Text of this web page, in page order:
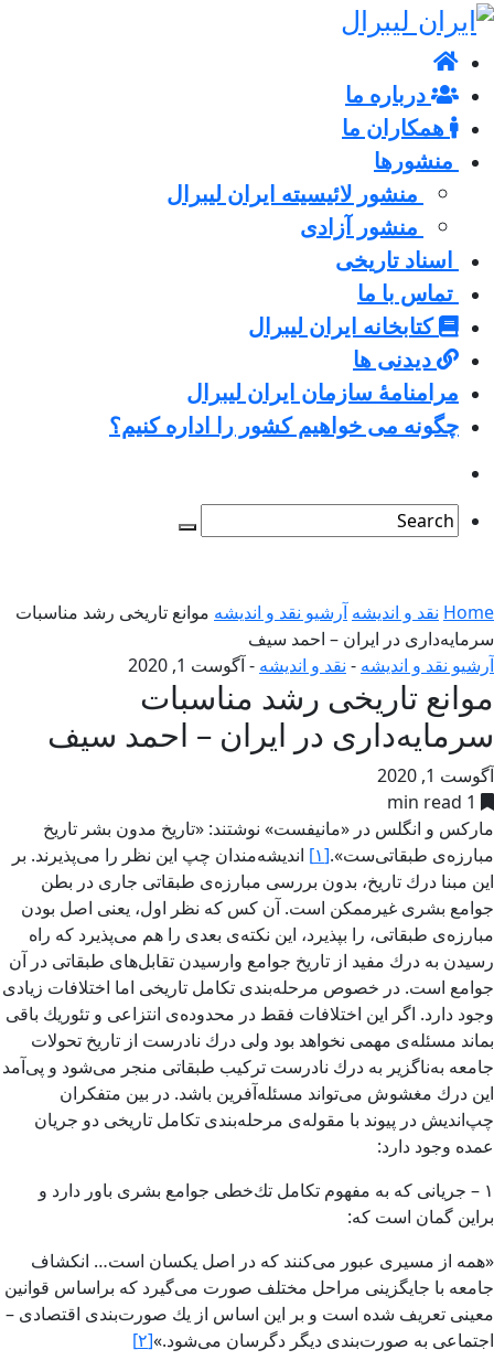
درباره ما
همکاران ما
منشورها
منشور لائیسیته ایران لیبرال
منشور آزادی
اسناد تاریخی
تماس با ما
کتابخانه ایران لیبرال
دیدنی ها
مرامنامۀ سازمان ایران لیبرال
چگونه می خواهیم کشور را اداره کنیم؟
Home نقد و اندیشه آرشیو نقد و اندیشه موانع تاریخی رشد مناسبات
سرمایه‌داری در ایران – احمد سیف
آرشیو نقد و اندیشه - نقد و اندیشه -آگوست 1, 2020
موانع تاریخی رشد مناسبات
سرمایه‌داری در ایران – احمد سیف
آگوست 1, 2020
1 min read
ماركس و انگلس در «مانیفست» نوشتند: «تاریخ مدون بشر تاریخ
مبارزه‌ی طبقاتی‌ست».[۱]
اندیشه‌مندان چپ این نظر را می‌پذیرند. بر
این مبنا درك تاریخ، بدون بررسی مبارزه‌ی طبقاتی جاری در بطن
جوامع بشری غیرممكن است. آن كس كه نظر اول، یعنی اصل بودن
مبارزه‌ی طبقاتی،‌ را بپذیرد، این نكته‌ی بعدی را هم می‌پذیرد كه راه
رسیدن به درك مفید از تاریخ جوامع وارسیدن تقابل‌های طبقاتی در آن
جوامع است. در خصوص مرحله‌بندی تكامل تاریخی اما اختلافات زیادی
وجود دارد. اگر این اختلافات فقط در محدوده‌ی انتزاعی و تئوریك باقی
بماند مسئله‌ی مهمی نخواهد بود ولی درك نادرست از تاریخ تحولات
جامعه به‌ناگزیر به درك نادرست تركیب طبقاتی منجر می‌شود و پی‌آمد
این درك مغشوش می‌تواند مسئله‌آفرین باشد. در بین متفكران
چپ‌اندیش در پیوند با مقوله‌ی مرحله‌بندی تكامل تاریخی دو جریان
عمده وجود دارد:
۱ – جریانی كه به مفهوم تكامل تك‌خطی جوامع بشری باور دارد و
براین گمان است كه:
«همه از مسیری عبور می‌كنند كه در اصل یكسان است… انكشاف
جامعه با جایگزینی مراحل مختلف صورت می‌گیرد كه براساس قوانین
معینی تعریف شده است و بر این اساس از یك صورت‌بندی اقتصادی –
اجتماعی به صورت‌بندی دیگر دگرسان می‌شود.»[۲]